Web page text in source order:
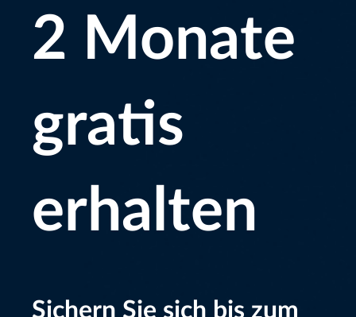
2 Monate
gratis
erhalten
Sichern Sie sich bis zum